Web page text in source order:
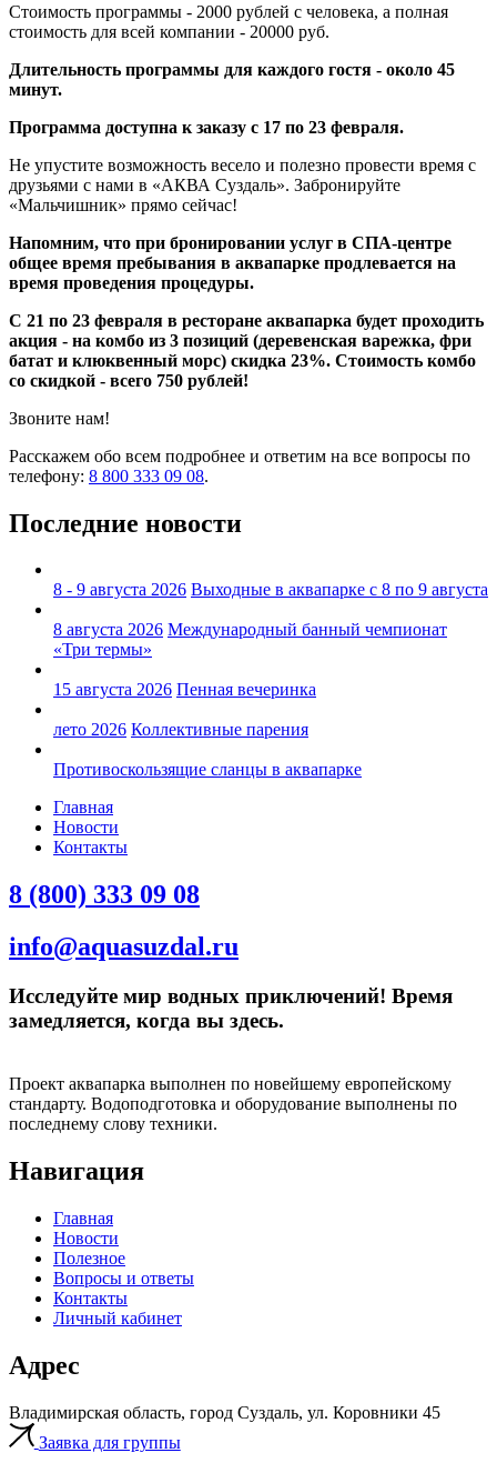
Стоимость программы - 2000 рублей с человека, а полная
стоимость для всей компании - 20000 руб.
Длительность программы для каждого гостя - около 45
минут.
Программа доступна к заказу с 17 по 23 февраля.
Не упустите возможность весело и полезно провести время с
друзьями с нами в «АКВА Суздаль». Забронируйте
«Мальчишник» прямо сейчас!
Напомним, что при бронировании услуг в СПА-центре
общее время пребывания в аквапарке продлевается на
время проведения процедуры.
С 21 по 23 февраля в ресторане аквапарка будет проходить
акция - на комбо из 3 позиций (деревенская варежка, фри
батат и клюквенный морс) скидка 23%. Стоимость комбо
со скидкой - всего 750 рублей!
Звоните нам!
Расскажем обо всем подробнее и ответим на все вопросы по
телефону: 8 800 333 09 08.
Последние новости
8 - 9 августа 2026 Выходные в аквапарке с 8 по 9 августа
8 августа 2026 Международный банный чемпионат
«Три термы»
15 августа 2026 Пенная вечеринка
лето 2026 Коллективные парения
Противоскользящие сланцы в аквапарке
Главная
Новости
Контакты
8 (800) 333 09 08
info@aquasuzdal.ru
Исследуйте мир водных приключений! Время
замедляется, когда вы здесь.
Проект аквапарка выполнен по новейшему европейскому
стандарту. Водоподготовка и оборудование выполнены по
последнему слову техники.
Навигация
Главная
Новости
Полезное
Вопросы и ответы
Контакты
Личный кабинет
Адрес
Владимирская область, город Суздаль, ул. Коровники 45
Заявка для группы